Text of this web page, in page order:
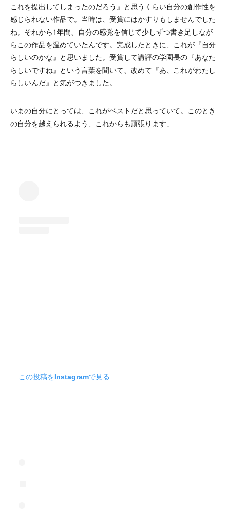
これを提出してしまったのだろう』と思うくらい自分の創作性を
感じられない作品で。当時は、受賞にはかすりもしませんでした
ね。それから1年間、自分の感覚を信じて少しずつ書き足しなが
らこの作品を温めていたんです。完成したときに、これが『自分
らしいのかな』と思いました。受賞して講評の学園長の『あなた
らしいですね』という言葉を聞いて、改めて『あ、これがわたし
らしいんだ』と気がつきました。
いまの自分にとっては、これがベストだと思っていて。このとき
の自分を越えられるよう、これからも頑張ります」
この投稿をInstagramで見る